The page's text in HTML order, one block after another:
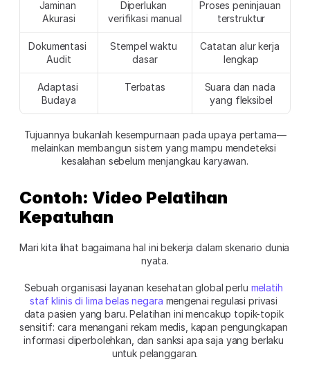
Jaminan
Akurasi
Diperlukan
verifikasi manual
Proses peninjauan
terstruktur
Dokumentasi
Audit
Stempel waktu
dasar
Catatan alur kerja
lengkap
Adaptasi
Budaya
Terbatas
Suara dan nada
yang fleksibel
Tujuannya bukanlah kesempurnaan pada upaya pertama—
melainkan membangun sistem yang mampu mendeteksi
kesalahan sebelum menjangkau karyawan.
Contoh: Video Pelatihan
Kepatuhan
Mari kita lihat bagaimana hal ini bekerja dalam skenario dunia
nyata.
Sebuah organisasi layanan kesehatan global perlu melatih
staf klinis di lima belas negara mengenai regulasi privasi
data pasien yang baru. Pelatihan ini mencakup topik-topik
sensitif: cara menangani rekam medis, kapan pengungkapan
informasi diperbolehkan, dan sanksi apa saja yang berlaku
untuk pelanggaran.